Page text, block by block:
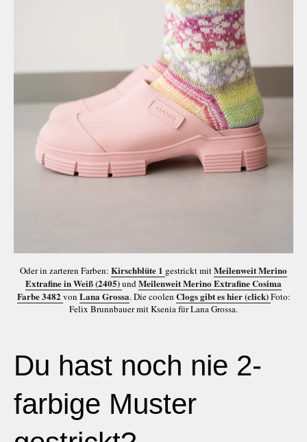
Oder in zarteren Farben: Kirschblüte 1 gestrickt mitMeilenweit Merino
Extrafine in Weiß(2405)undMeilenweit Merino Extrafine Cosima
Farbe 3482 von Lana Grossa. Die coolen Clogs gibt es hier (click)Foto:
Felix Brunnbauer mit Ksenia für Lana Grossa.
Du hast noch nie 2-
farbige Muster